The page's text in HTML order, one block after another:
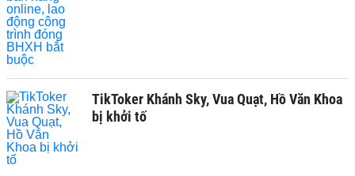
TikToker Khánh Sky, Vua Quạt, Hồ Văn Khoa
bị khởi tố